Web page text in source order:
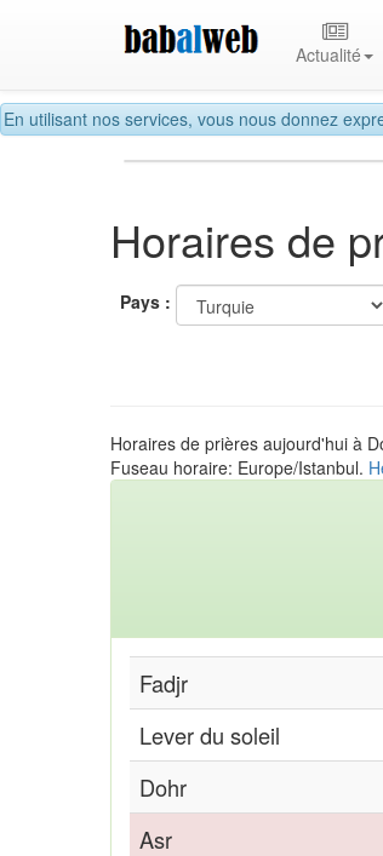
En utilisant nos services, vous nous donnez
Actualité
Horaires de
Pays :
Horaires de prières aujourd'hui à
Fuseau horaire: Europe/Istanbul.
Fadjr
Lever du soleil
Dohr
Asr